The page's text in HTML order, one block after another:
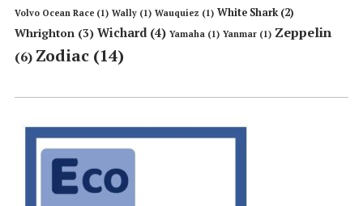
Volvo Ocean Race (1) Wally (1) Wauquiez (1) White Shark(2)
Whrighton (3) Wichard (4) Yamaha (1) Yanmar (1) Zeppelin
(6) Zodiac (14)